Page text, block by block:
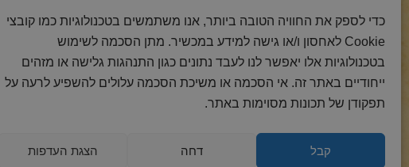
כדי לספק את החוויה הטובה ביותר, אנו משתמשים בטכנולוגיות כמו קובצי
Cookie לאחסון ו/או גישה למידע במכשיר. מתן הסכמה לשימוש
בטכנולוגיות אלו יאפשר לנו לעבד נתונים כגון התנהגות גלישה או מזהים
ייחודיים באתר זה. אי הסכמה או משיכת הסכמה עלולים להשפיע לרעה על
תפקודן של תכונות מסוימות באתר.
קבל דחה הצגת העדפות
2018 כל הזכויות